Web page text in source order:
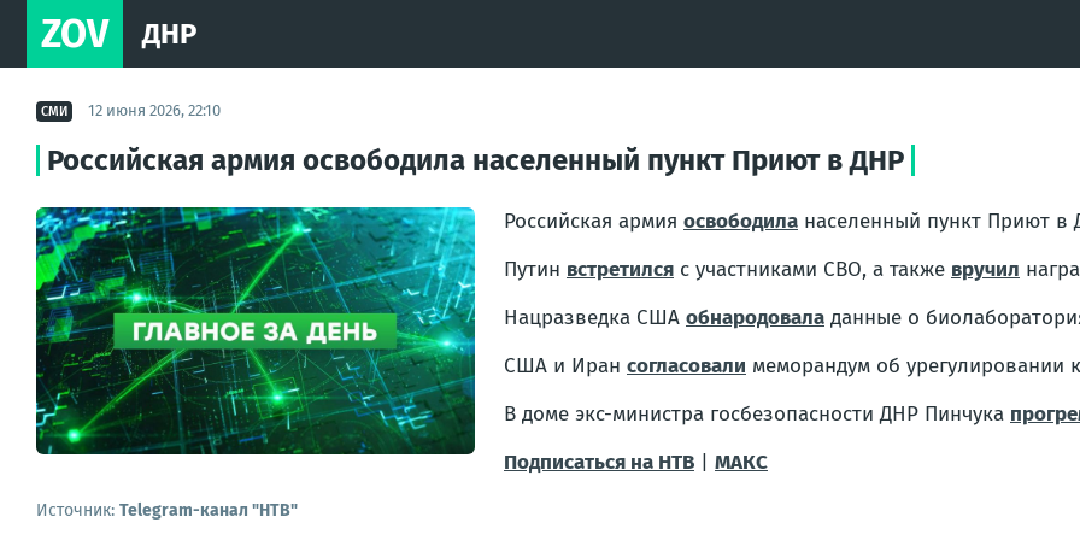
ZOV ДНР
СМИ 12 июня 2026, 22:10
Российская армия освободила населенный пункт Приют в ДНР
Российская армия освободила населенный пункт Приют в
Путин встретился с участниками СВО, а также вручил
Нацразведка США обнародовала данные о
США и Иран согласовали меморандум об урегулировании
В доме экс-министра госбезопасности ДНР Пинчука
Подписаться на НТВ
МАКС
Источник: Telegram-канал "НТВ"